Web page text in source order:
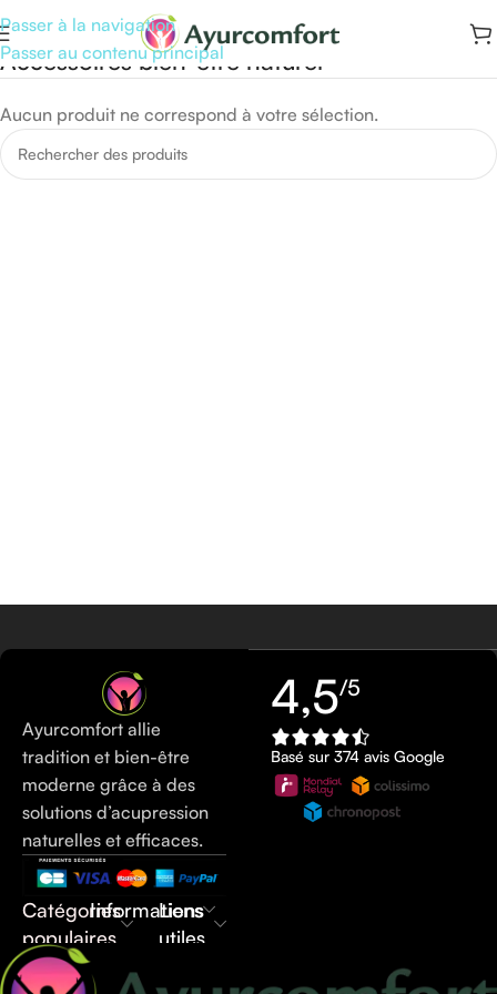
Passer à la navigation
Passer au contenu principal
Accessoires bien-être naturel
Aucun produit ne correspond à votre sélection.
Ayurcomfort allie
tradition et bien-être
moderne grâce à des
solutions d’acupression
naturelles et efficaces.
Catégories
populaires
Informations
Liens
utiles
4,5/5
Basé sur 374 avis Google